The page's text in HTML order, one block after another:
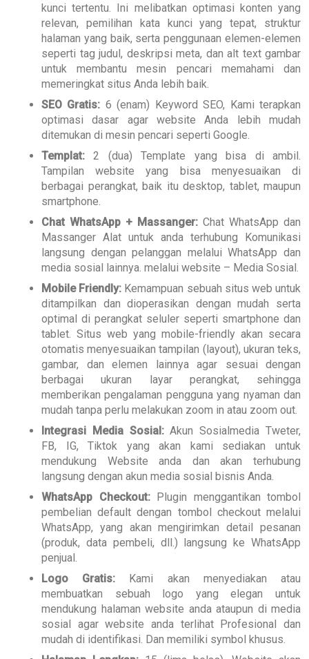
kunci tertentu. Ini melibatkan optimasi konten yang
relevan, pemilihan kata kunci yang tepat, struktur
halaman yang baik, serta penggunaan elemen-elemen
seperti tag judul, deskripsi meta, dan alt text gambar
untuk membantu mesin pencari memahami dan
memeringkat situs Anda lebih baik.
SEO Gratis: 6 (enam) Keyword SEO, Kami terapkan
optimasi dasar agar website Anda lebih mudah
ditemukan di mesin pencari seperti Google.
Templat:2 (dua) Template yang bisa di ambil.
Tampilan website yang bisa menyesuaikan di
berbagai perangkat, baik itu desktop, tablet, maupun
smartphone.
Chat WhatsApp + Massanger: Chat WhatsApp dan
Massanger Alat untuk anda terhubung Komunikasi
langsung dengan pelanggan melalui WhatsApp dan
media sosial lainnya. melalui website – Media Sosial.
Mobile Friendly: Kemampuan sebuah situs web untuk
ditampilkan dan dioperasikan dengan mudah serta
optimal di perangkat seluler seperti smartphone dan
tablet. Situs web yang mobile-friendly akan secara
otomatis menyesuaikan tampilan (layout), ukuran teks,
gambar, dan elemen lainnya agar sesuai dengan
berbagai ukuran layar perangkat, sehingga
memberikan pengalaman pengguna yang nyaman dan
mudah tanpa perlu melakukan zoom in atau zoom out.
Integrasi Media Sosial:Akun Sosialmedia Tweter,
FB, IG, Tiktok yang akan kami sediakan untuk
mendukung Website anda dan akan terhubung
langsung dengan akun media sosial bisnis Anda.
WhatsApp Checkout:Plugin menggantikan tombol
pembelian default dengan tombol checkout melalui
WhatsApp, yang akan mengirimkan detail pesanan
(produk, data pembeli, dll.) langsung ke WhatsApp
penjual.
Logo Gratis: Kami akan menyediakan atau
membuatkan sebuah logo yang elegan untuk
mendukung halaman website anda ataupun di media
sosial agar website anda terlihat Profesional dan
mudah di identifikasi. Dan memiliki symbol khusus.